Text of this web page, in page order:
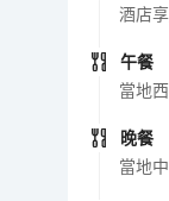
酒店
午餐
當地
晚餐
當地